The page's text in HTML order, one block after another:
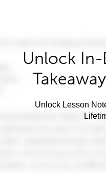
Unlock In-
Unlock Lesson